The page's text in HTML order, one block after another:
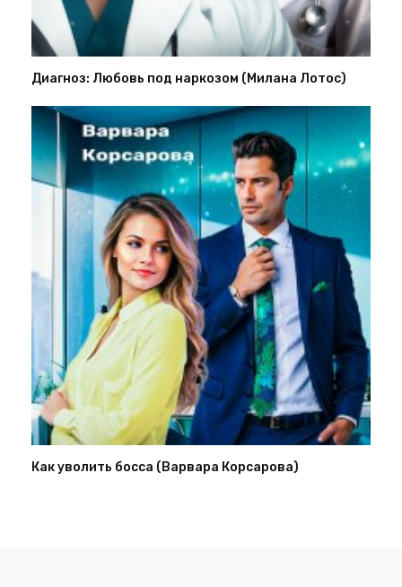
Диагноз: Любовь под наркозом (Милана Лотос)
Как уволить босса (Варвара Корсарова)